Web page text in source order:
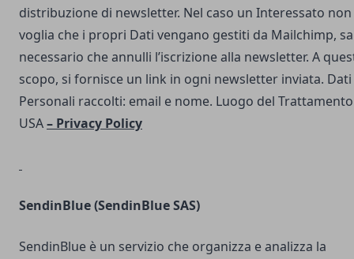
distribuzione di newsletter. Nel caso un Interessato non
voglia che i propri Dati vengano gestiti da Mailchimp,
necessario che annulli l’iscrizione alla newsletter. A
scopo, si fornisce un link in ogni newsletter inviata. Dati
Personali raccolti: email e nome. Luogo del
USA– Privacy Policy
SendinBlue(SendinBlue SAS)
SendinBlue è un servizio che organizza e analizza la